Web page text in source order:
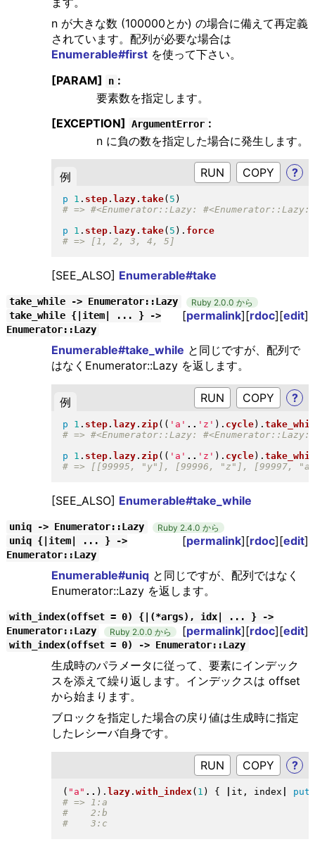
n が大きな数 (100000とか) の場合に備えて再定義
されています。配列が必要な場合は
Enumerable#firstを使って下さい。
[PARAM]
n :
要素数を指定します。
[EXCEPTION]
ArgumentError :
n に負の数を指定した場合に発生します。
例 RUN ?
p 1 . step. lazy. take( 5 )
p 1 . step. lazy. take( 5 ) . force
[SEE_ALSO] Enumerable#take
take_while -> Enumerator::Lazy Ruby 2.0.0 から
[permalink][rdoc][edit]
take_while {|item| ... } ->
Enumerator::Lazy
Enumerable#take_while と同じですが、配列で
はなくEnumerator::Lazy を返します。
例 RUN ?
p 1 . step. lazy. zip( ( 'a' .. 'z' ) . cycle) .
p 1 . step. lazy. zip( ( 'a' .. 'z' ) . cycle) .
[SEE_ALSO] Enumerable#take_while
uniq -> Enumerator::Lazy Ruby 2.4.0 から
[permalink][rdoc][edit]
uniq {|item| ... } ->
Enumerator::Lazy
Enumerable#uniqと同じですが、配列ではなく
Enumerator::Lazy を返します。
with_index(offset = 0) {|(*args), idx| ... } ->
Enumerator::Lazy
Ruby 2.0.0 から [permalink][rdoc][edit]
with_index(offset = 0) -> Enumerator::Lazy
生成時のパラメータに従って、要素にインデック
スを添えて繰り返します。インデックスは offset
から始まります。
ブロックを指定した場合の戻り値は生成時に指定
したレシーバ自身です。
RUN ?
( " a " .. ) . lazy. with_index ( 1 ) { it, index
puts